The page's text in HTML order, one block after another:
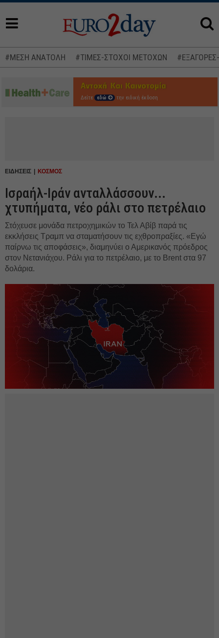
#ΜΕΣΗ ΑΝΑΤΟΛΗ #ΤΙΜΕΣ-ΣΤΟΧΟΙ ΜΕΤΟΧΩΝ
Δείτε εδώ την ειδική έκδοση
ΕΙΔΗΣΕΙΣ ΚΟΣΜΟΣ
Ισραήλ-Ιράν ανταλλάσσουν...
χτυπήματα, νέο ράλι στο πετρέλαιο
Στόχευσε μονάδα πετροχημικών το Τελ Αβίβ παρά τις
εκκλήσεις Τραμπ να σταματήσουν τις εχθροπραξίες. «Εγώ
παίρνω τις αποφάσεις», διαμηνύει ο Αμερικανός πρόεδρος
στον Νετανιάχου. Ράλι για το πετρέλαιο, με το Brent στα 97
δολάρια.